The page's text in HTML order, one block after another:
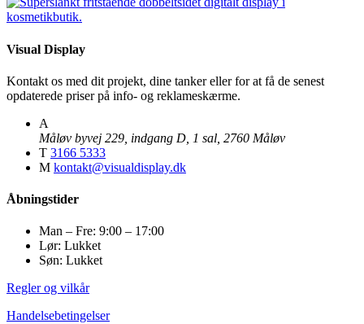
Visual Display
Kontakt os med dit projekt, dine tanker eller for at få de senest
opdaterede priser på info- og reklameskærme.
A
Måløv byvej 229, indgang D, 1 sal, 2760 Måløv
T 3166 5333
M kontakt@visualdisplay.dk
Åbningstider
Man – Fre: 9:00 – 17:00
Lør: Lukket
Søn: Lukket
Regler og vilkår
Handelsebetingelser